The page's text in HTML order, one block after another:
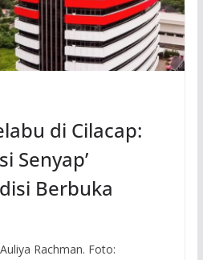
di Cilacap:
Senyap’
Berbuka
Rachman. Foto: